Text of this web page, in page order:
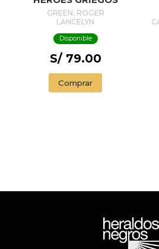
GREEN, ROGER
LANCELYN
Disponible
S/ 79.00
Comprar